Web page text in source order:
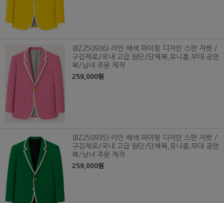
(BZ250936) 라인 배색 파이핑 디자인 스판 자켓 /
구김제로/국내 고급 원단/단체복,유니폼,무대 공연
복/남녀 주문 제작
259,000원
(BZ250935) 라인 배색 파이핑 디자인 스판 자켓 /
구김제로/국내 고급 원단/단체복,유니폼,무대 공연
복/남녀 주문 제작
259,000원